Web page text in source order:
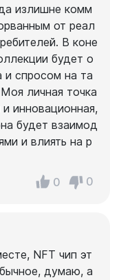
излишне комм
от реал
В коне
будет о
и спросом на та
личная точка
и инновационная,
будет взаимод
и влиять на р
0 0
NFT чип эт
думаю, а